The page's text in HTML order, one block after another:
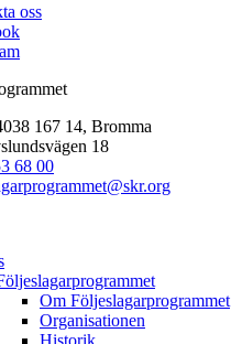
oss
167 14, Bromma
18
68 00
Om Följeslagarprogrammet
Organisationen
Historik